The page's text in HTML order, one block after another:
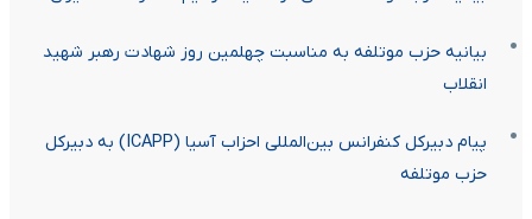
بیانیه حزب موتلفه به مناسبت چهلمین روز شهادت رهبر شهید
انقلاب
پیام دبیرکل کنفرانس بین‌المللی احزاب آسیا (ICAPP) به دبیرکل
حزب موتلفه